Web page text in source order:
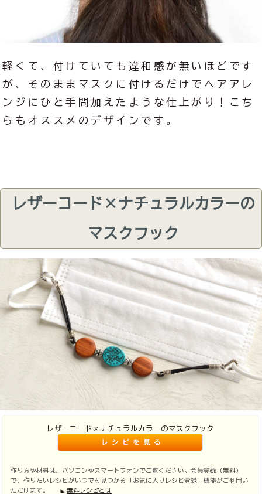
軽くて、付けていても違和感が無いほどです
が、そのままマスクに付けるだけでヘアアレ
ンジにひと手間加えたような仕上がり！こち
らもオススメのデザインです。
レザーコード×ナチュラルカラーの
マスクフック
レザーコード×ナチュラルカラーのマスクフック
作り方や材料は、パソコンやスマートフォンでご覧ください。会員登録（無料）
で、作りたいレシピがいつでも見つかる「お気に入りレシピ登録」機能がご利用い
ただけます。
無料レシピとは